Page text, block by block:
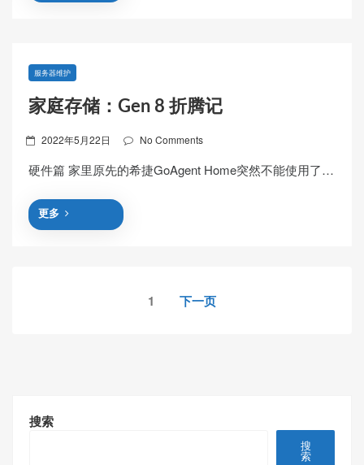
服务器维护
家庭存储：Gen 8 折腾记
Posted
2022年5月22日 No Comments
硬件篇 家里原先的希捷GoAgent Home突然不能使用了…
更多
1 下一页
搜索
搜
索